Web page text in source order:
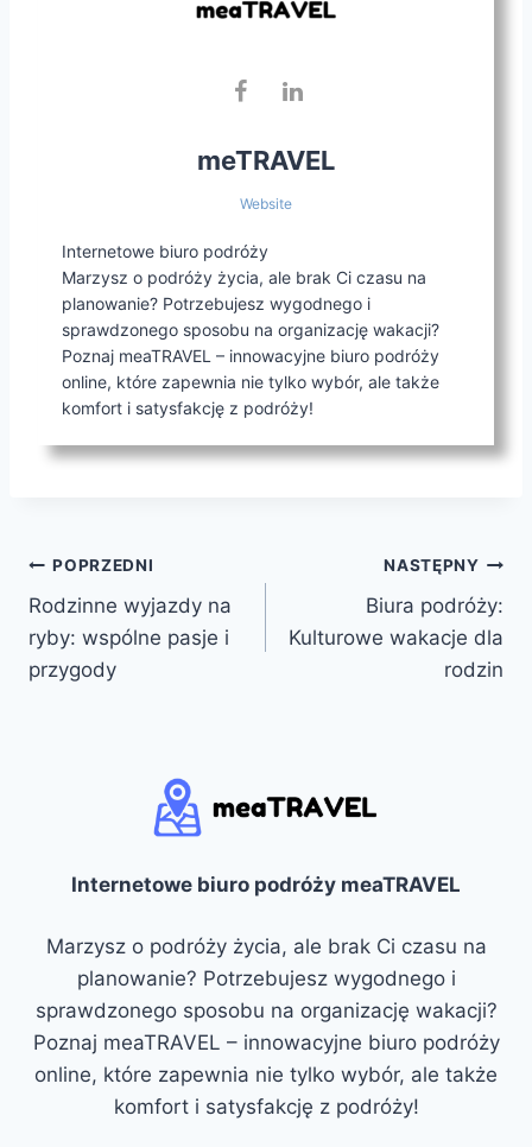
meTRAVEL
Website
Internetowe biuro podróży
Marzysz o podróży życia, ale brak Ci czasu na
planowanie? Potrzebujesz wygodnego i
sprawdzonego sposobu na organizację wakacji?
Poznaj meaTRAVEL – innowacyjne biuro podróży
online, które zapewnia nie tylko wybór, ale także
komfort i satysfakcję z podróży!
Nawigacja
wpisu
POPRZEDNI
Rodzinne wyjazdy na
ryby: wspólne pasje i
przygody
NASTĘPNY
Biura podróży:
Kulturowe wakacje dla
rodzin
Internetowe biuro podróży meaTRAVEL
Marzysz o podróży życia, ale brak Ci czasu na
planowanie? Potrzebujesz wygodnego i
sprawdzonego sposobu na organizację wakacji?
Poznaj meaTRAVEL – innowacyjne biuro podróży
online, które zapewnia nie tylko wybór, ale także
komfort i satysfakcję z podróży!